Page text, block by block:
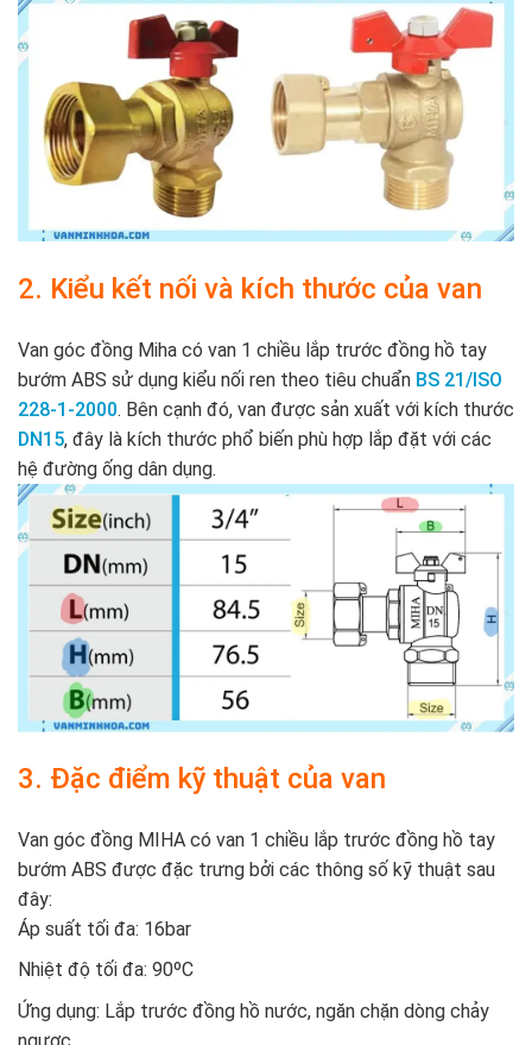
2. Kiểu kết nối và kích thước của van
Van góc đồng Miha có van 1 chiều lắp trước đồng hồ tay
bướm ABS sử dụng kiểu nối ren theo tiêu chuẩn BS 21/ISO
228-1-2000. Bên cạnh đó, van được sản xuất với kích thước
DN15, đây là kích thước phổ biến phù hợp lắp đặt với các
hệ đường ống dân dụng.
3. Đặc điểm kỹ thuật của van
Van góc đồng MIHA có van 1 chiều lắp trước đồng hồ tay
bướm ABS được đặc trưng bởi các thông số kỹ thuật sau
đây:
Áp suất tối đa: 16bar
Nhiệt độ tối đa: 90ºC
Ứng dụng: Lắp trước đồng hồ nước, ngăn chặn dòng chảy